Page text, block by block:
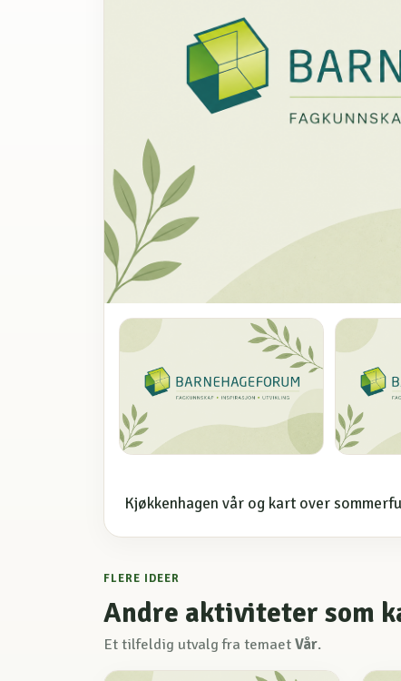
Kjøkkenhagen vår og kart over
FLERE IDEER
Andre aktiviteter som
Et tilfeldig utvalg fra temaet Vår.